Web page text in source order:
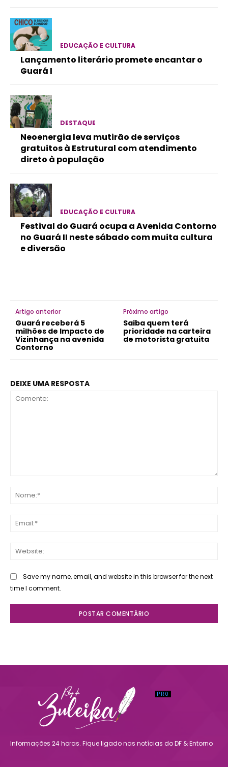
EDUCAÇÃO E CULTURA
Lançamento literário promete encantar o
Guará I
DESTAQUE
Neoenergia leva mutirão de serviços
gratuitos à Estrutural com atendimento
direto à população
EDUCAÇÃO E CULTURA
Festival do Guará ocupa a Avenida Contorno
no Guará II neste sábado com muita cultura
e diversão
Artigo anterior
Guará receberá 5
milhões de Impacto de
Vizinhança na avenida
Contorno
Próximo artigo
Saiba quem terá
prioridade na carteira
de motorista gratuita
DEIXE UMA RESPOSTA
Save my name, email, and website in this browser for the next
time I comment.
Informações 24 horas. Fique ligado nas notícias do DF & Entorno